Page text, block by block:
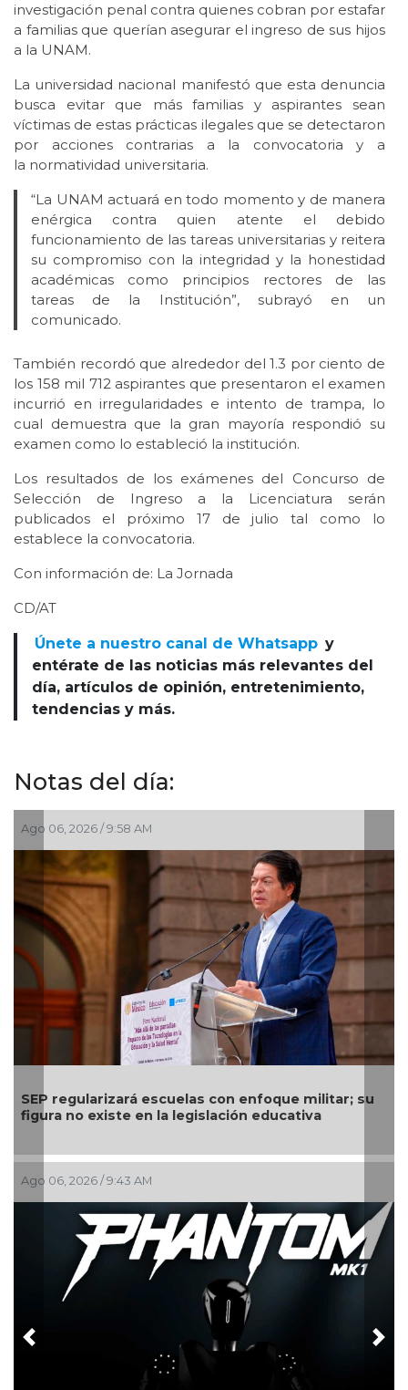
investigación penal contra quienes cobran por estafar
a familias que querían asegurar el ingreso de sus hijos
a la UNAM.
La universidad nacional manifestó que esta denuncia
busca evitar que más familias y aspirantes sean
víctimas de estas prácticas ilegales que se detectaron
por acciones contrarias a la convocatoria y a
la normatividad universitaria.
“La UNAM actuará en todo momento y de manera
enérgica contra quien atente el debido
funcionamiento de las tareas universitarias y reitera
su compromiso con la integridad y la honestidad
académicas como principios rectores de las
tareas de la Institución”, subrayó en un
comunicado.
También recordó que alrededor del 1.3 por ciento de
los 158 mil 712 aspirantes que presentaron el examen
incurrió en irregularidades e intento de trampa, lo
cual demuestra que la gran mayoría respondió su
examen como lo estableció la institución.
Los resultados de los exámenes del Concurso de
Selección de Ingreso a la Licenciatura serán
publicados el próximo 17 de julio tal como lo
establece la convocatoria.
Con información de: La Jornada
CD/AT
Únete a nuestro canal de Whatsapp y
entérate de las noticias más relevantes del
día, artículos de opinión, entretenimiento,
tendencias y más.
Notas del día:
AM
escuelas con enfoque militar; su
en la legislación educativa
AM
Comienza el
calendario por
Previous